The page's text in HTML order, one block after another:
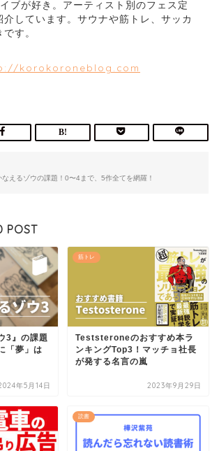
ブが好き。アーティスト別のフェス定
介しています。サウナや筋トレ、サッカ
す。
korokoroneblog.com
なえるゾウの課題！0〜4まで、5作全てを網羅！
POST
3』の課題
「夢」は
年5月14日
筋トレ
Teststeroneのおすすめ本ラ
ンキングTop3！マッチョ社長
が発する名言の嵐
2023年9月29日
読書